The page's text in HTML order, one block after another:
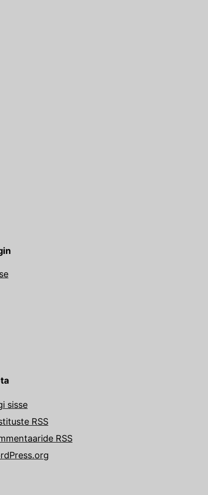
sisse
RSS
RSS